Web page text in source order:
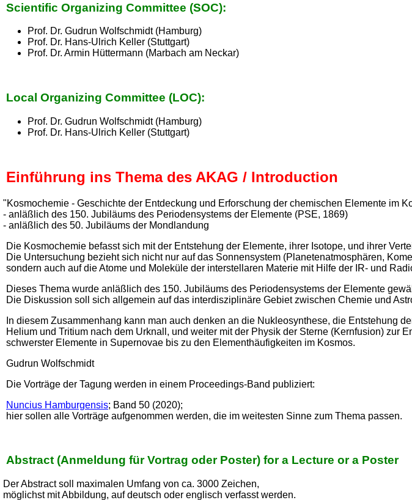
Scientific Organizing Committee (SOC):
Prof. Dr. Gudrun Wolfschmidt (Hamburg)
Prof. Dr. Hans-Ulrich Keller (Stuttgart)
Prof. Dr. Armin Hüttermann (Marbach am Neckar)
Local Organizing Committee (LOC):
Prof. Dr. Gudrun Wolfschmidt (Hamburg)
Prof. Dr. Hans-Ulrich Keller (Stuttgart)
Einführung ins Thema des AKAG / Introduction
"Kosmochemie - Geschichte der Entdeckung und Erforschung der chemischen Elemente im
- anläßlich des 150. Jubiläums des Periodensystems der Elemente (PSE, 1869)
- anläßlich des 50. Jubiläums der Mondlandung
Die Kosmochemie befasst sich mit der Entstehung der Elemente, ihrer Isotope, und ihrer
Die Untersuchung bezieht sich nicht nur auf das Sonnensystem (Planetenatmosphären,
sondern auch auf die Atome und Moleküle der interstellaren Materie mit Hilfe der IR- und
Dieses Thema wurde anläßlich des 150. Jubiläums des Periodensystems der Elemente
Die Diskussion soll sich allgemein auf das interdisziplinäre Gebiet zwischen Chemie und
In diesem Zusammenhang kann man auch denken an die Nukleosynthese, die Entstehung
Helium und Tritium nach dem Urknall, und weiter mit der Physik der Sterne (Kernfusion) zur
schwerster Elemente in Supernovae bis zu den Elementhäufigkeiten im Kosmos.
Gudrun Wolfschmidt
Die Vorträge der Tagung werden in einem Proceedings-Band publiziert:
Nuncius Hamburgensis; Band 50 (2020);
hier sollen alle Vorträge aufgenommen werden, die im weitesten Sinne zum Thema passen.
Abstract (Anmeldung für Vortrag oder Poster) for a Lecture or a Poster
Der Abstract soll maximalen Umfang von ca. 3000 Zeichen,
möglichst mit Abbildung, auf deutsch oder englisch verfasst werden.